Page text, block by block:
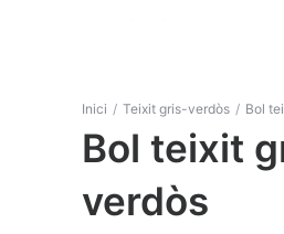
Inici / Teixit gris-verdòs / Bol
Bol teixit
verdòs